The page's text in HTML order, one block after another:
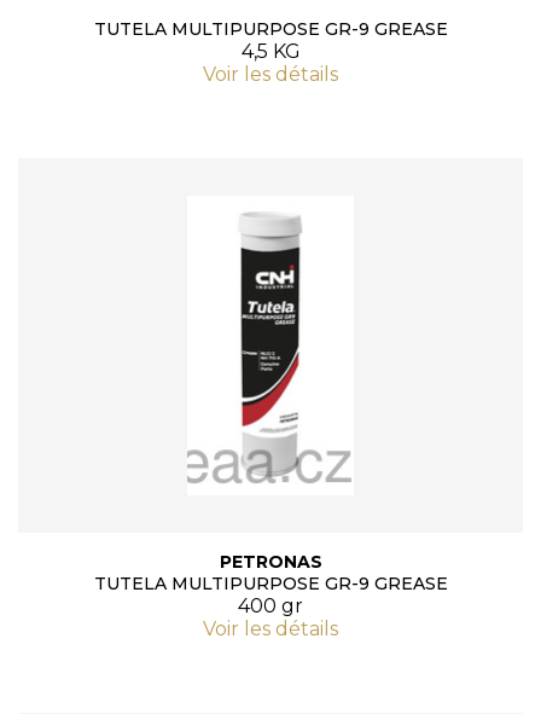
TUTELA MULTIPURPOSE GR-9 GREASE
4,5 KG
Voir les détails
PETRONAS
TUTELA MULTIPURPOSE GR-9 GREASE
400 gr
Voir les détails